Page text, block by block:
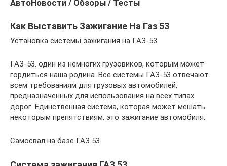
АвтоНовости / Обзоры / Тесты
Как Выставить Зажигание На Газ 53
Установка системы зажигания на ГАЗ-53
ГАЗ-53. один из немногих грузовиков, которым может
гордиться наша родина. Все системы ГАЗ-53 отвечают
всем требованиям для грузовых автомобилей,
предназначенных для использования на всех типах
дорог. Единственная система, которая может мешать
некоторым препятствиям. это зажигание автомобиля.
Самосвал на базе ГАЗ 53